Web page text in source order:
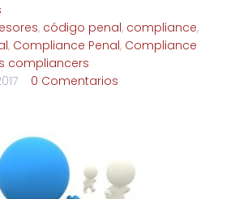
, código penal, compliance,
, Compliance Penal, Compliance
compliancers
0 Comentarios